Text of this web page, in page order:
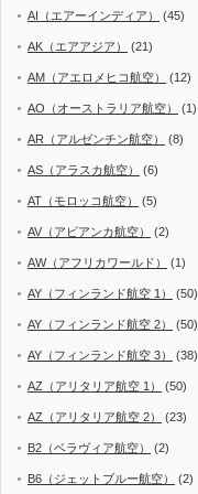
AI（エアーインディア） (45)
AK（エアアジア） (21)
AM（アエロメヒコ航空） (12)
AO（オーストラリア航空） (1)
AR（アルゼンチン航空） (8)
AS（アラスカ航空） (6)
AT（モロッコ航空） (5)
AV（アビアンカ航空） (2)
AW（アフリカワールド） (1)
AY（フィンランド航空 1） (50)
AY（フィンランド航空 2） (50)
AY（フィンランド航空 3） (38)
AZ（アリタリア航空 1） (50)
AZ（アリタリア航空 2） (23)
B2（ベラヴィア航空） (2)
B6（ジェットブルー航空） (2)